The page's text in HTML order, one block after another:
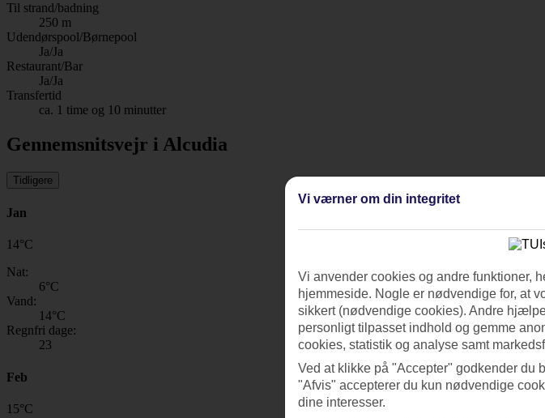
Til strand/badning
250 m
Udendørspool/Børnepool
Ja/Ja
Restaurant/Bar
Ja/Ja
Transfertid
ca. 1 time og 10 minutter
Gennemsnitsvejr i Alcudia
Tidligere
Jan
14°C
Nat:
6°C
Vand:
14°C
Regnfri dage:
23
Feb
15°C
Vi værner om din integritet
Vi anvender cookies og andre funktioner,
hjemmeside. Nogle er nødvendige for, at
sikkert (nødvendige cookies). Andre
personligt tilpasset indhold og gemme
cookies, statistik og analyse samt
Ved at klikke på "Accepter" godkender du
"Afvis" accepterer du kun nødvendige
dine interesser.